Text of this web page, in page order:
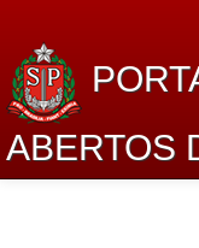
ABERTOS